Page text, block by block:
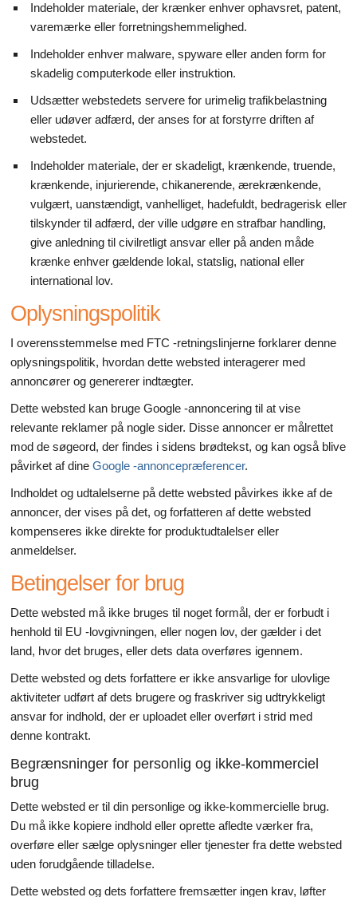
Indeholder materiale, der krænker enhver ophavsret, patent,
varemærke eller forretningshemmelighed.
Indeholder enhver malware, spyware eller anden form for
skadelig computerkode eller instruktion.
Udsætter webstedets servere for urimelig trafikbelastning
eller udøver adfærd, der anses for at forstyrre driften af
webstedet.
Indeholder materiale, der er skadeligt, krænkende, truende,
krænkende, injurierende, chikanerende, ærekrænkende,
vulgært, uanstændigt, vanhelliget, hadefuldt, bedragerisk eller
tilskynder til adfærd, der ville udgøre en strafbar handling,
give anledning til civilretligt ansvar eller på anden måde
krænke enhver gældende lokal, statslig, national eller
international lov.
Oplysningspolitik
I overensstemmelse med FTC -retningslinjerne forklarer denne
oplysningspolitik, hvordan dette websted interagerer med
annoncører og genererer indtægter.
Dette websted kan bruge Google -annoncering til at vise
relevante reklamer på nogle sider. Disse annoncer er målrettet
mod de søgeord, der findes i sidens brødtekst, og kan også blive
påvirket af dine Google -annoncepræferencer.
Indholdet og udtalelserne på dette websted påvirkes ikke af de
annoncer, der vises på det, og forfatteren af dette websted
kompenseres ikke direkte for produktudtalelser eller
anmeldelser.
Betingelser for brug
Dette websted må ikke bruges til noget formål, der er forbudt i
henhold til EU -lovgivningen, eller nogen lov, der gælder i det
land, hvor det bruges, eller dets data overføres igennem.
Dette websted og dets forfattere er ikke ansvarlige for ulovlige
aktiviteter udført af dets brugere og fraskriver sig udtrykkeligt
ansvar for indhold, der er uploadet eller overført i strid med
denne kontrakt.
Begrænsninger for personlig og ikke-kommerciel
brug
Dette websted er til din personlige og ikke-kommercielle brug.
Du må ikke kopiere indhold eller oprette afledte værker fra,
overføre eller sælge oplysninger eller tjenester fra dette websted
uden forudgående tilladelse.
Dette websted og dets forfattere fremsætter ingen krav, løfter